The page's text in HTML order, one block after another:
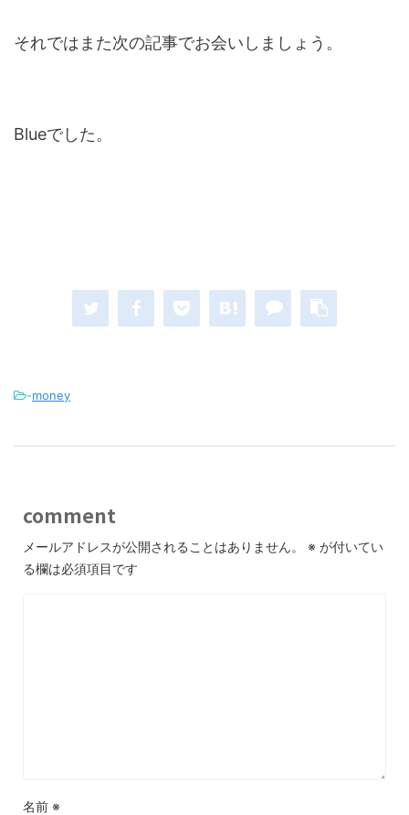
それではまた次の記事でお会いしましょう。
Blueでした。
-money
comment
メールアドレスが公開されることはありません。 ※ が付いてい
る欄は必須項目です
名前 ※